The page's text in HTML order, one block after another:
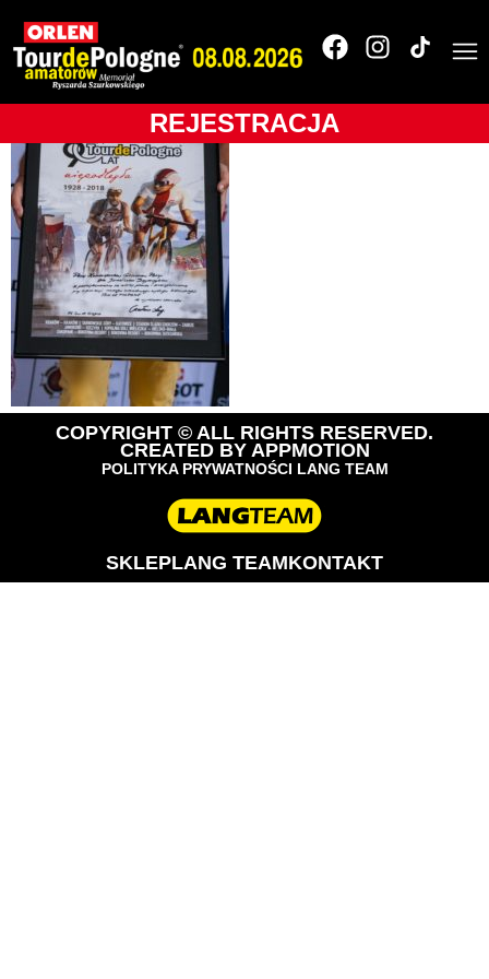
REJESTRACJA
COPYRIGHT © ALL RIGHTS RESERVED.
CREATED BY APPMOTION
POLITYKA PRYWATNOŚCI LANG TEAM
SKLEPLANG TEAMKONTAKT